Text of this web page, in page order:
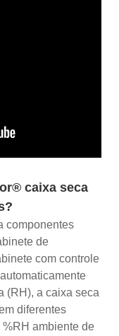
caixa seca
componentes
de
com controle
(RH), a caixa seca
diferentes
%RH ambiente de